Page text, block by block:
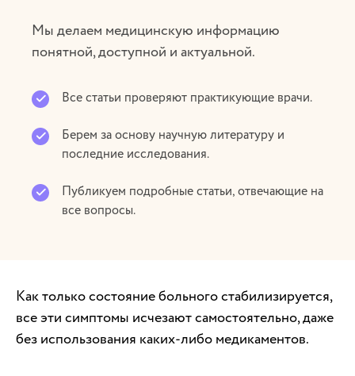
Мы делаем медицинскую информацию
понятной, доступной и актуальной.
Все статьи проверяют практикующие врачи.
Берем за основу научную литературу и
последние исследования.
Публикуем подробные статьи, отвечающие на
все вопросы.
Как только состояние больного стабилизируется,
все эти симптомы исчезают самостоятельно, даже
без использования каких-либо медикаментов.